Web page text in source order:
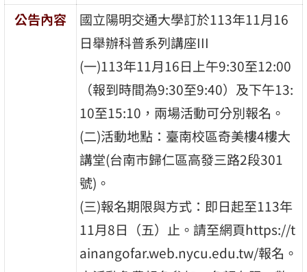
公告內容
國立陽明交通大學訂於113年11月16
日舉辦科普系列講座III
(一)113年11月16日上午9:30至12:00
（報到時間為9:30至9:40）及下午13:
10至15:10，兩場活動可分別報名。
(二)活動地點：臺南校區奇美樓4樓大
講堂(台南市歸仁區高發三路2段301
號)。
(三)報名期限與方式：即日起至113年
11月8日（五）止。請至網頁https://t
ainangofar.web.nycu.edu.tw/報名。